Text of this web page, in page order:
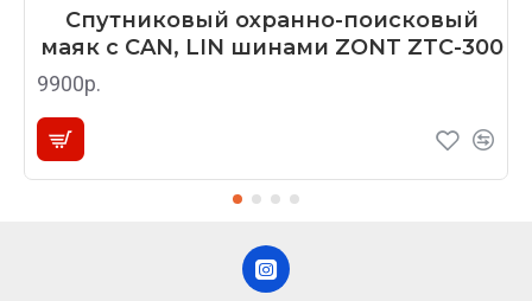
Спутниковый охранно-поисковый
маяк с CAN, LIN шинами ZONT ZTC-300
9900р.